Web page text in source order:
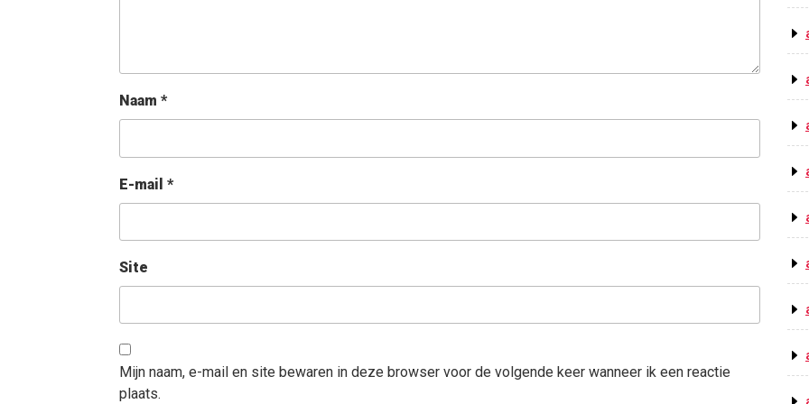
Naam *
E-mail *
Site
Mijn naam, e-mail en site bewaren in deze browser voor de volgende keer wanneer ik een reactie
plaats.